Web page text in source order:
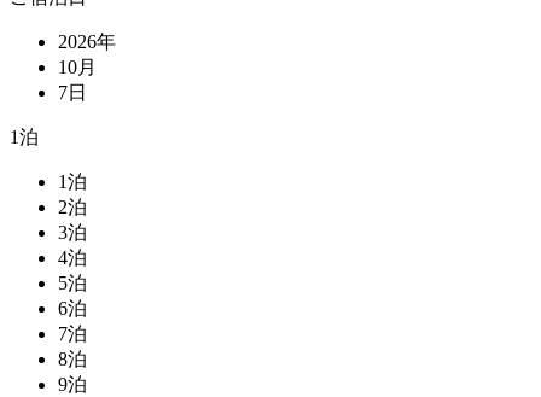
2026年
10月
7日
1泊
1泊
2泊
3泊
4泊
5泊
6泊
7泊
8泊
9泊